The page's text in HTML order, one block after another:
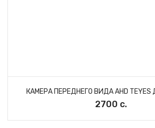
КАМЕРА ПЕРЕДНЕГО ВИДА AHD TEYES
2700 с.